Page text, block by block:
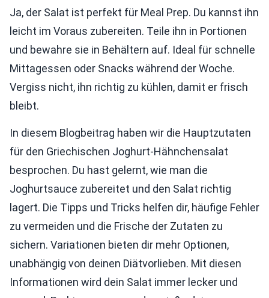
Ja, der Salat ist perfekt für Meal Prep. Du kannst ihn
leicht im Voraus zubereiten. Teile ihn in Portionen
und bewahre sie in Behältern auf. Ideal für schnelle
Mittagessen oder Snacks während der Woche.
Vergiss nicht, ihn richtig zu kühlen, damit er frisch
bleibt.
In diesem Blogbeitrag haben wir die Hauptzutaten
für den Griechischen Joghurt-Hähnchensalat
besprochen. Du hast gelernt, wie man die
Joghurtsauce zubereitet und den Salat richtig
lagert. Die Tipps und Tricks helfen dir, häufige Fehler
zu vermeiden und die Frische der Zutaten zu
sichern. Variationen bieten dir mehr Optionen,
unabhängig von deinen Diätvorlieben. Mit diesen
Informationen wird dein Salat immer lecker und